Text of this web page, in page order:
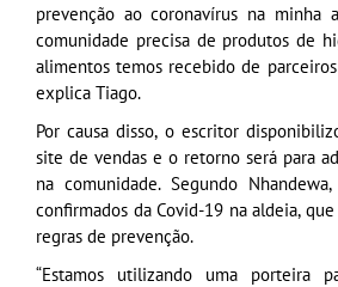
prevenção ao coronavírus na minha
comunidade precisa de produtos de
alimentos temos recebido de
explica Tiago.
Por causa disso, o escritor
site de vendas e o retorno será para
na comunidade. Segundo
confirmados da Covid-19 na aldeia,
regras de prevenção.
“Estamos utilizando uma porteira